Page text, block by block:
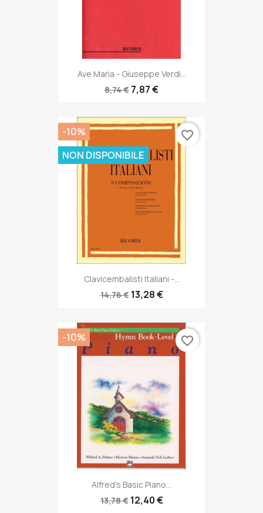
Ave Maria - Giuseppe Verdi...
8,74 € 7,87 €
Clavicembalisti Italiani -...
14,76 € 13,28 €
-10%
NON DISPONIBILE
favorite_border
Alfred's Basic Piano...
13,78 € 12,40 €
-10% favorite_border